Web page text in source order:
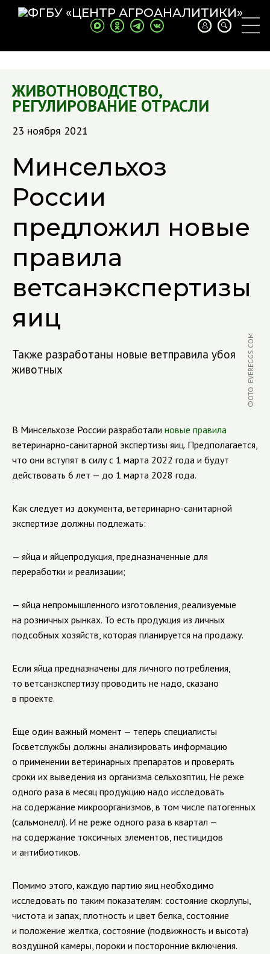
ЖИВОТНОВОДСТВО,
РЕГУЛИРОВАНИЕ ОТРАСЛИ
23 ноября 2021
Минсельхоз
России
предложил новые
правила
ветсанэкспертизы
яиц
Также разработаны новые ветправила убоя
животных
ФОТО: EVEREGGS.COM
В Минсельхозе России разработали новые правила
ветеринарно-санитарной экспертизы яиц. Предполагается,
что они вступят в силу с 1 марта 2022 года и будут
действовать 6 лет — до 1 марта 2028 года.
Как следует из документа, ветеринарно-санитарной
экспертизе должны подлежать:
— яйца и яйцепродукция, предназначенные для
переработки и реализации;
— яйца непромышленного изготовления, реализуемые
на розничных рынках. То есть продукция из личных
подсобных хозяйств, которая планируется на продажу.
Если яйца предназначены для личного потребления,
то ветсанэкспертизу проводить не надо, сказано
в проекте.
Еще один важный момент — теперь специалисты
Госветслужбы должны анализировать информацию
о применении ветеринарных препаратов и проверять
сроки их выведения из организма сельхозптиц. Не реже
одного раза в месяц продукцию надо исследовать
на содержание микроорганизмов, в том числе патогенных
(сальмонелл). И не реже одного раза в квартал —
на содержание токсичных элементов, пестицидов
и антибиотиков.
Помимо этого, каждую партию яиц необходимо
исследовать по таким показателям: состояние скорлупы,
чистота и запах, плотность и цвет белка, состояние
и положение желтка, состояние (подвижность и высота)
воздушной камеры, пороки и посторонние включения.